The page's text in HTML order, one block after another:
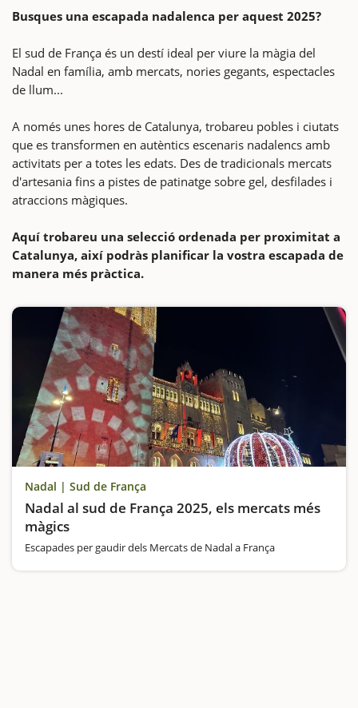
Busques una escapada nadalenca per aquest 2025?
El sud de França és un destí ideal per viure la màgia del
Nadal en família, amb mercats, nories gegants, espectacles
de llum...
A només unes hores de Catalunya, trobareu pobles i ciutats
que es transformen en autèntics escenaris nadalencs amb
activitats per a totes les edats. Des de tradicionals mercats
d'artesania fins a pistes de patinatge sobre gel, desfilades i
atraccions màgiques.
Aquí trobareu una selecció ordenada per proximitat a
Catalunya, així podràs planificar la vostra escapada de
manera més pràctica.
Nadal | Sud de França
Nadal al sud de França 2025, els mercats més
màgics
Escapades per gaudir dels Mercats de Nadal a França